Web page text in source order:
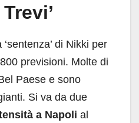
di Nikki per
previsioni. Molte di
Paese e sono
Si va da due
a Napoli al